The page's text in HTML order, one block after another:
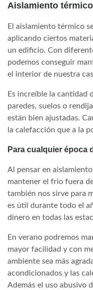
Aislamiento
El aislamiento térmico
aplicando ciertos
un edificio. Con
podemos conseguir
el interior de nuestra
Es increíble la cantidad
paredes, suelos o
están bien ajustadas.
la calefacción que a la
Para cualquier época
Al pensar en
mantener el frio fuera
también nos sirve para
es útil durante todo el
dinero en todas las
En verano podremos
mayor facilidad y con
ambiente sea más
acondicionados y las
Además el uso abusivo